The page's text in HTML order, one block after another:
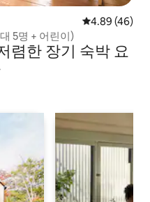
평점 4.89점(5
4.89 (46)
5명 + 어린이)
렴한 장기 숙박 요